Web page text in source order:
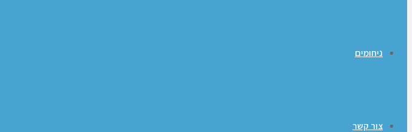
ניחומים
צור קשר